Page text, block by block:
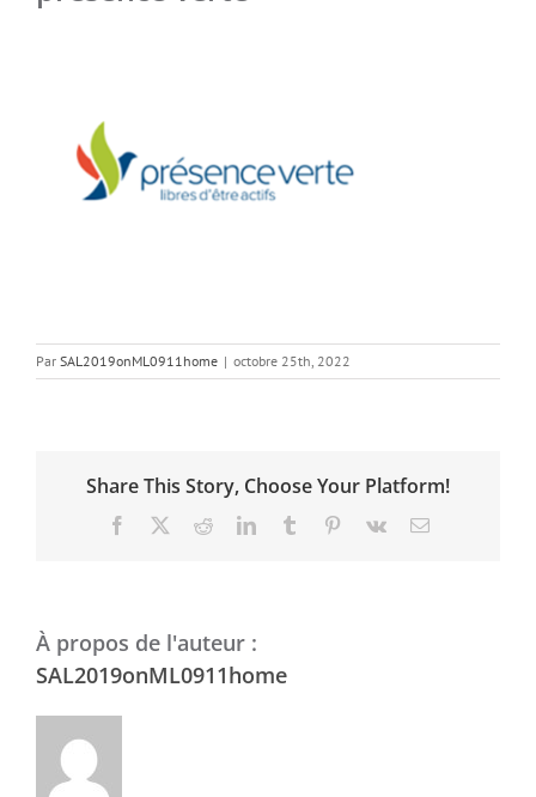
Par SAL2019onML0911home | octobre 25th, 2022
Share This Story, Choose Your Platform!
Facebook RedditLinkedInTumblr Pinterest
Vk Email
À propos de l'auteur :
SAL2019onML0911home